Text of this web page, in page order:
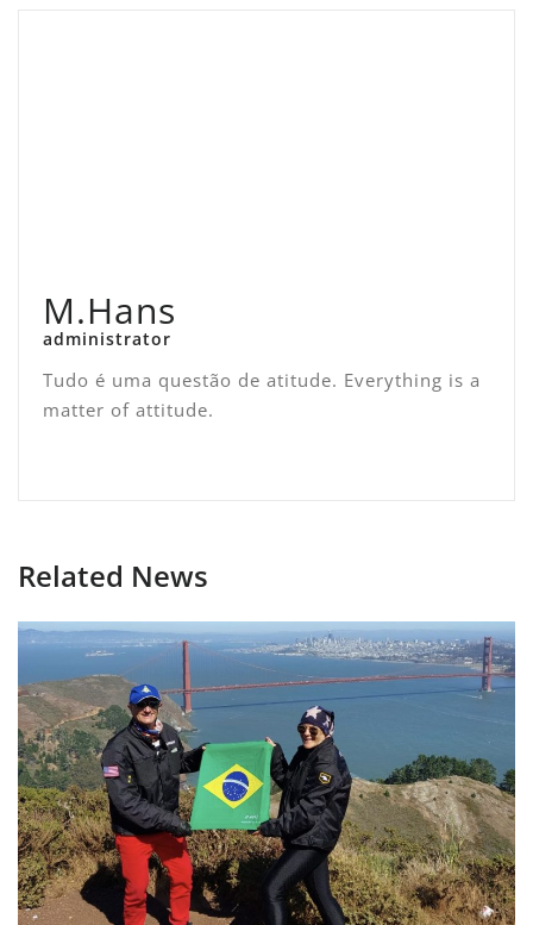
M.Hans
administrator
Tudo é uma questão de atitude. Everything is a
matter of attitude.
Related News